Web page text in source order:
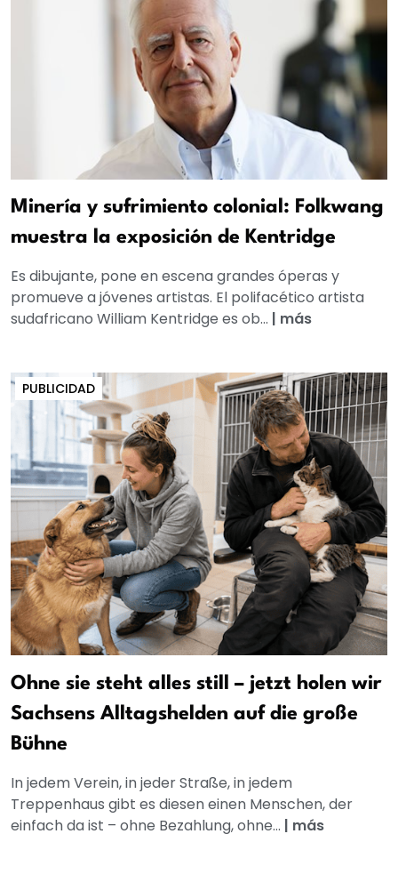
Minería y sufrimiento colonial: Folkwang
muestra la exposición de Kentridge
Es dibujante, pone en escena grandes óperas y
promueve a jóvenes artistas. El polifacético artista
sudafricano William Kentridge es ob... | más
PUBLICIDAD
Ohne sie steht alles still – jetzt holen wir
Sachsens Alltagshelden auf die große
Bühne
In jedem Verein, in jeder Straße, in jedem
Treppenhaus gibt es diesen einen Menschen, der
einfach da ist – ohne Bezahlung, ohne... | más